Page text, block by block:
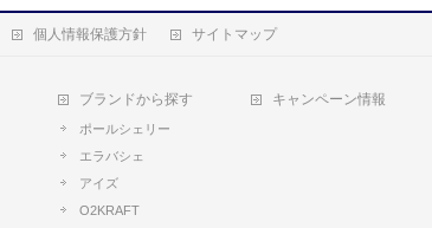
個人情報保護方針 サイトマップ
ブランドから探す
ポールシェリー
エラバシェ
アイズ
O2KRAFT
キャンペーン情報